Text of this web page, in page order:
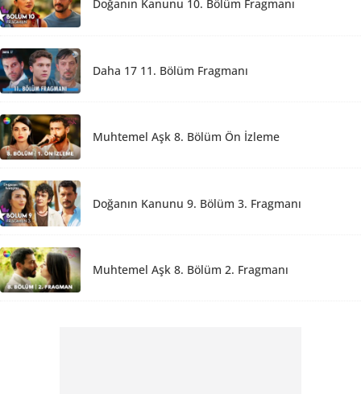
Doğanın Kanunu 10. Bölüm Fragmanı
Daha 17 11. Bölüm Fragmanı
Muhtemel Aşk 8. Bölüm Ön İzleme
Doğanın Kanunu 9. Bölüm 3. Fragmanı
Muhtemel Aşk 8. Bölüm 2. Fragmanı